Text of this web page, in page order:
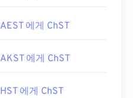
AEST 에게 ChST
AKST 에게 ChST
HST 에게 ChST